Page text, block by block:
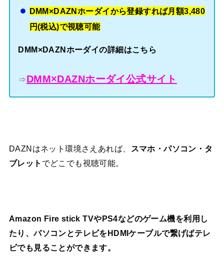
DMM×DAZNホーダイから登録すれば月額3,480
円(税込)で視聴可能
DMM×DAZNホーダイの詳細はこちら
⇒DMM×DAZNホーダイ公式サイト
DAZNはネット環境さえあれば、
スマホ・パソコン・タ
ブレット でどこでも視聴可能。
Amazon Fire stick TVやPS4などのゲーム機を利用し
たり、パソコンとテレビをHDMIケーブルで繋げばテレ
ビでも見ることができます。